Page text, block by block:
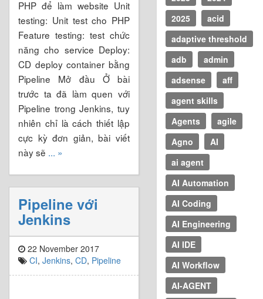
PHP để làm website Unit
testing: Unit test cho PHP
Feature testing: test chức
năng cho service Deploy:
CD deploy container bằng
Pipeline Mở đầu Ở bài
trước ta đã làm quen với
Pipeline trong Jenkins, tuy
nhiên chỉ là cách thiết lập
cực kỳ đơn giản, bài viết
này sẽ ... »
Pipeline với
Jenkins
22 November 2017
CI, Jenkins, CD, Pipeline
2025
acid
adaptive threshold
adb
admin
adsense
aff
agent skills
Agents
agile
Agno
AI
ai agent
AI Automation
AI Coding
AI Engineering
AI IDE
AI Workflow
AI-AGENT